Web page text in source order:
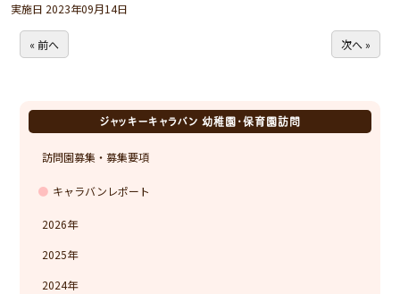
実施日 2023年09月14日
« 前へ 次へ »
ジャッキーキャラバン 幼稚園・保育園訪問
訪問園募集・募集要項
キャラバンレポート
2026
2025
2024